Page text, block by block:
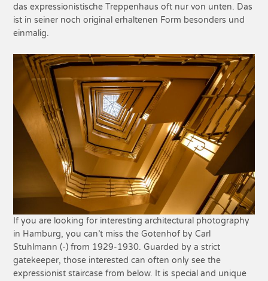
das expressionistische Treppenhaus oft nur von unten. Das
ist in seiner noch original erhaltenen Form besonders und
einmalig.
If you are looking for interesting architectural photography
in Hamburg, you can’t miss the Gotenhof by Carl
Stuhlmann (-) from 1929-1930. Guarded by a strict
gatekeeper, those interested can often only see the
expressionist staircase from below. It is special and unique